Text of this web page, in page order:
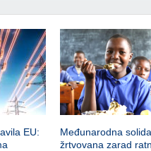
EU:
Međunarodna
žrtvovana zarad